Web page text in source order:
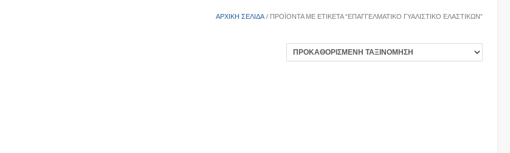
ΑΡΧΙΚΉ ΣΕΛΊΔΑ / ΠΡΟΪΌΝΤΑ ΜΕ ΕΤΙΚΈΤΑ “ΕΠΑΓΓΕΛΜΑΤΙΚΌ ΓΥΑΛΙΣΤΙΚΌ ΕΛΑΣΤΙΚΏΝ”